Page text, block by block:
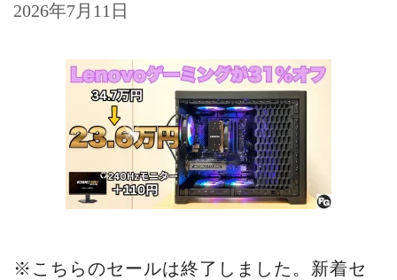
2026年7月11日
※こちらのセールは終了しました。新着セ